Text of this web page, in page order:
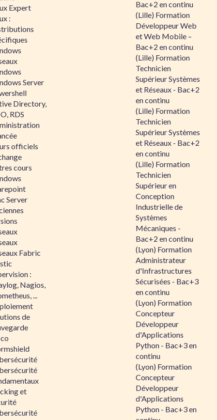
Expert
:
Server
Directory,
RDS
officiels
cours
Server
Fabric
:
Nagios,
...
de
et
Bac+2 en continu
(Lille) Formation
Développeur Web
et Web Mobile –
Bac+2 en continu
(Lille) Formation
Technicien
Supérieur Systèmes
et Réseaux - Bac+2
en continu
(Lille) Formation
Technicien
Supérieur Systèmes
et Réseaux - Bac+2
en continu
(Lille) Formation
Technicien
Supérieur en
Conception
Industrielle de
Systèmes
Mécaniques -
Bac+2 en continu
(Lyon) Formation
Administrateur
d'Infrastructures
Sécurisées - Bac+3
en continu
(Lyon) Formation
Concepteur
Développeur
d'Applications
Python - Bac+3 en
continu
(Lyon) Formation
Concepteur
Développeur
d'Applications
Python - Bac+3 en